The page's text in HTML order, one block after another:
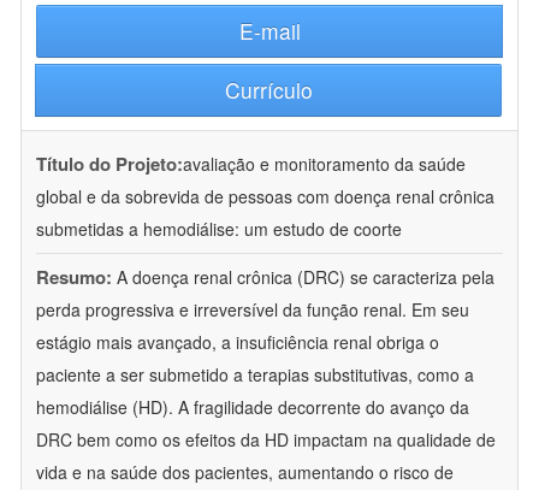
E-mail
Currículo
Título do Projeto:avaliação e monitoramento da saúde
global e da sobrevida de pessoas com doença renal crônica
submetidas a hemodiálise: um estudo de coorte
Resumo: A doença renal crônica (DRC) se caracteriza pela
perda progressiva e irreversível da função renal. Em seu
estágio mais avançado, a insuficiência renal obriga o
paciente a ser submetido a terapias substitutivas, como a
hemodiálise (HD). A fragilidade decorrente do avanço da
DRC bem como os efeitos da HD impactam na qualidade de
vida e na saúde dos pacientes, aumentando o risco de